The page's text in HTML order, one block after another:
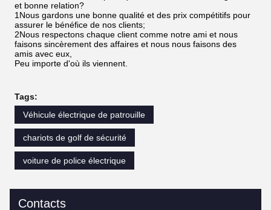
et bonne relation?
1Nous gardons une bonne qualité et des prix compétitifs pour
assurer le bénéfice de nos clients;
2Nous respectons chaque client comme notre ami et nous
faisons sincèrement des affaires et nous nous faisons des
amis avec eux,
Peu importe d'où ils viennent.
Tags:
Véhicule électrique de patrouille
chariots de golf de sécurité
voiture de police électrique
Contacts